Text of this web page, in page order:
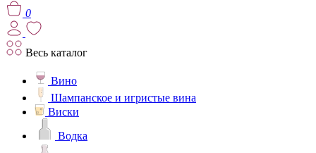
0
Весь каталог
Вино
Шампанское и игристые вина
Виски
Водка